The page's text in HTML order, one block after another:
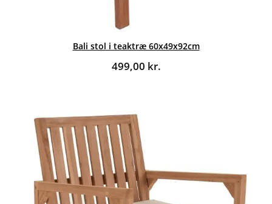
Bali stol i teaktræ 60x49x92cm
499,00 kr.